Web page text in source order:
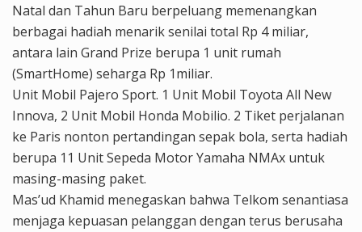
Natal dan Tahun Baru berpeluang memenangkan
berbagai hadiah menarik senilai total Rp 4 miliar,
antara lain Grand Prize berupa 1 unit rumah
(SmartHome) seharga Rp 1miliar.
Unit Mobil Pajero Sport. 1 Unit Mobil Toyota All New
Innova, 2 Unit Mobil Honda Mobilio. 2 Tiket perjalanan
ke Paris nonton pertandingan sepak bola, serta hadiah
berupa 11 Unit Sepeda Motor Yamaha NMAx untuk
masing-masing paket.
Mas’ud Khamid menegaskan bahwa Telkom senantiasa
menjaga kepuasan pelanggan dengan terus berusaha